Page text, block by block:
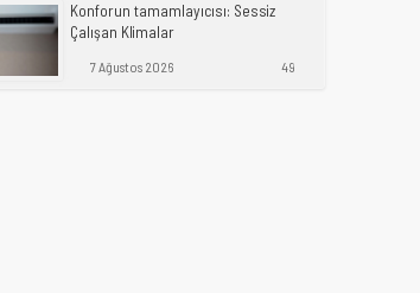
Konforun tamamlayıcısı: Sessiz
Çalışan Klimalar
7 Ağustos 2026 49